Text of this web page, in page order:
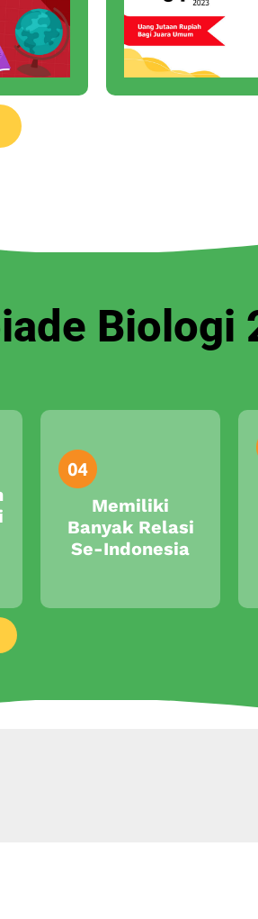
Biologi
Memiliki
Banyak Relasi
Se-Indonesia